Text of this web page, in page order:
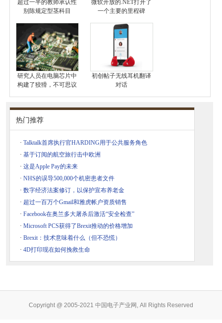
超过一半的教师承认性
别陈规定型茎科目
微软开放的.NET打开了
一个主要的里程碑
研究人员在电脑芯片中
构建了狡猾，不可思议
初创帖子无线耳机翻译
对话
热门推荐
· Talktalk首席执行官HARDING用于公共服务角色
· 基于订阅的航空旅行击中欧洲
· 这是Apple Pay的未来
· NHS的误导500,000个机密患者文件
· 数字经济法案修订，以保护宣布养老金
· 超过一百万个Gmail和雅虎帐户资质销售
· Facebook在奥兰多大屠杀后激活“安全检查”
· Microsoft PCS获得了Brexit推动的价格增加
· Brexit：技术意味着什么（但不恐慌）
· 4D打印现在如何挽救生命
Copyright @ 2005-2021 中国电子产业网, All Rights Reserved